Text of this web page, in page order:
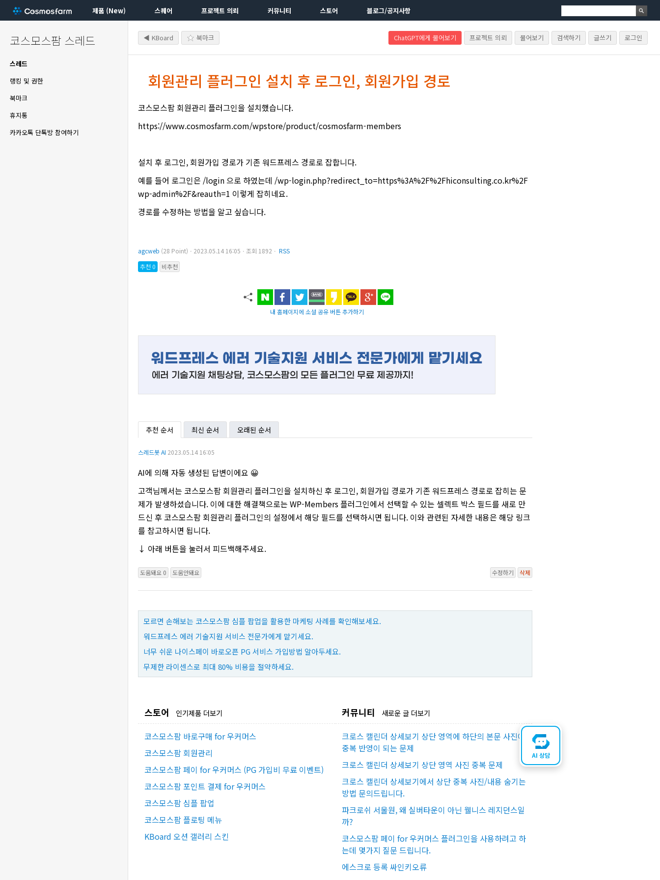
제품 (New) 스퀘어 프로젝트 의뢰 커뮤니티 스토어 블로그/공지사항
코스모스팜 스레드
스레드
랭킹 및 권한
북마크
휴지통
카카오톡 단톡방 참여하기
◀ KBoard 북마크 ChatGPT에게 물어보기 프로젝트 의뢰 물어보기 검색하기 글쓰기 로그인
회원관리 플러그인 설치 후 로그인, 회원가입 경로
코스모스팜 회원관리 플러그인을 설치했습니다.
https://www.cosmosfarm.com/wpstore/product/cosmosfarm-members
설치 후 로그인, 회원가입 경로가 기존 워드프레스 경로로 잡합니다.
예를 들어 로그인은 /login 으로 하였는데 /wp-login.php?redirect_to=https%3A%2F%2Fhiconsulting.co.kr%2F
wp-admin%2F&reauth=1 이렇게 잡히네요.
경로를 수정하는 방법을 알고 싶습니다.
agcweb (28 Point)ㆍ2023.05.14 16:05ㆍ조회 1892ㆍ RSS
추천 0
비추천
내 홈페이지에 소셜 공유 버튼 추가하기
추천 순서 최신 순서 오래된 순서
스레드봇 AI 2023.05.14 16:05
AI에 의해 자동 생성된 답변이에요 😀
고객님께서는 코스모스팜 회원관리 플러그인을 설치하신 후 로그인, 회원가입 경로가 기존 워드프레스 경로로 잡히는 문
제가 발생하셨습니다. 이에 대한 해결책으로는 WP-Members 플러그인에서 선택할 수 있는 셀렉트 박스 필드를 새로 만
드신 후 코스모스팜 회원관리 플러그인의 설정에서 해당 필드를 선택하시면 됩니다. 이와 관련된 자세한 내용은 해당 링크
를 참고하시면 됩니다.
↓ 아래 버튼을 눌러서 피드백해주세요.
도움돼요 0 도움안돼요 수정하기 삭제
모르면 손해보는 코스모스팜 심플 팝업을 활용한 마케팅 사례를 확인해보세요.
워드프레스 에러 기술지원 서비스 전문가에게 맡기세요.
너무 쉬운 나이스페이 바로오픈 PG 서비스 가입방법 알아두세요.
무제한 라이센스로 최대 80% 비용을 절약하세요.
스토어 인기제품 더보기
코스모스팜 바로구매 for 우커머스
코스모스팜 회원관리
코스모스팜 페이 for 우커머스 (PG 가입비 무료 이벤트)
코스모스팜 포인트 결제 for 우커머스
코스모스팜 심플 팝업
코스모스팜 플로팅 메뉴
KBoard 오션 갤러리 스킨
커뮤니티 새로운 글 더보기
크로스 캘린더 상세보기 상단 영역에 하단의 본문 사진이
중복 반영이 되는 문제
크로스 캘린더 상세보기 상단 영역 사진 중복 문제
크로스 캘린더 상세보기에서 상단 중복 사진/내용 숨기는
방법 문의드립니다.
파크로쉬 서울원, 왜 실버타운이 아닌 웰니스 레지던스일
까?
코스모스팜 페이 for 우커머스 플러그인을 사용하려고 하
는데 몇가지 질문 드립니다.
에스크로 등록 싸인키오류
AI 상담